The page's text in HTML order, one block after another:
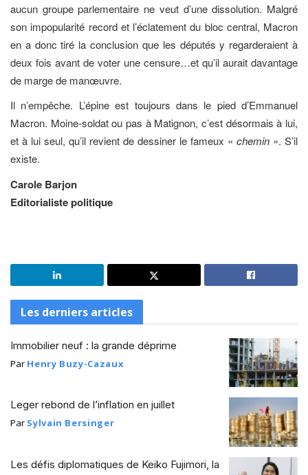
aucun groupe parlementaire ne veut d’une dissolution. Malgré
son impopularité record et l’éclatement du bloc central, Macron
en a donc tiré la conclusion que les députés y regarderaient à
deux fois avant de voter une censure…et qu’il aurait davantage
de marge de manœuvre.
Il n’empêche. L’épine est toujours dans le pied d’Emmanuel
Macron. Moine-soldat ou pas à Matignon, c’est désormais à lui,
et à lui seul, qu’il revient de dessiner le fameux « chemin ». S’il
existe.
Carole Barjon
Editorialiste politique
Les derniers articles
Immobilier neuf : la grande déprime
Par Henry Buzy-Cazaux
Leger rebond de l’inflation en juillet
Par Sylvain Bersinger
Les défis diplomatiques de Keiko Fujimori, la